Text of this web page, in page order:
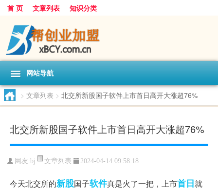
首 页 文章列表 知识分类
网站导航
> 文章列表 > 北交所新股国子软件上市首日高开大涨超76%
北交所新股国子软件上市首日高开大涨超76%
网友:bj 文章列表 2024-04-14 09:58:18
今天北交所的新股国子软件真是火了一把，上市首日就